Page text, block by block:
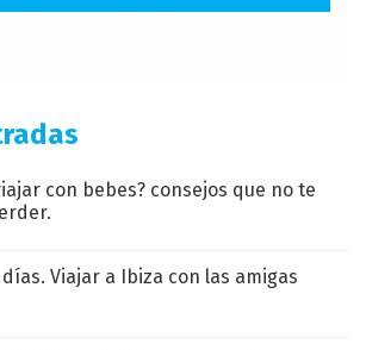
con bebes? consejos que no te
Viajar a Ibiza con las amigas